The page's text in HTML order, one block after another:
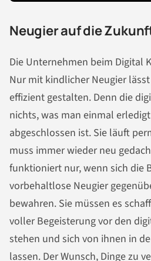
Neugier auf die
Die Unternehmen beim Digital
Nur mit kindlicher Neugier
effizient gestalten. Denn die
nichts, was man einmal
abgeschlossen ist. Sie läuft
muss immer wieder neu
funktioniert nur, wenn sich die
vorbehaltlose Neugier
bewahren. Sie müssen es
voller Begeisterung vor den
stehen und sich von ihnen in
lassen. Der Wunsch, Dinge zu